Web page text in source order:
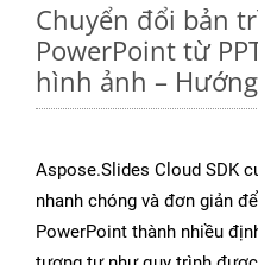
Chuyển đổi bản
PowerPoint từ
hình ảnh –
Aspose.Slides Cloud SDK
nhanh chóng và đơn giản
PowerPoint thành nhiều